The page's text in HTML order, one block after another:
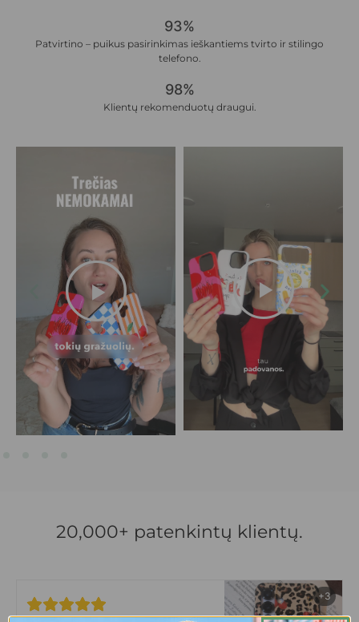
93%
Patvirtino – puikus pasirinkimas ieškantiems tvirto ir stilingo
telefono.
98%
Klientų rekomenduotų draugui.
20,000+ patenkintų klientų.
+3